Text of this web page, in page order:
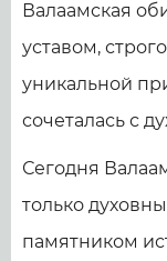
Валаамская
уставом,
уникальной
сочеталась с
Сегодня
только
памятником